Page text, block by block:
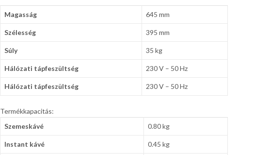
Magasság 645 mm
Szélesség 395 mm
Súly 35 kg
Hálózati tápfeszültség 230 V – 50 Hz
Hálózati tápfeszültség 230 V – 50 Hz
Termékkapacitás:
Szemeskávé
0.80 kg
Instant kávé 0.45 kg